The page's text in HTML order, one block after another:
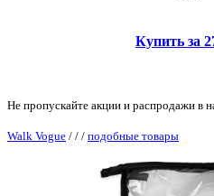
Купить за
Не пропускайте акции и распродажи в
Walk Vogue / / / подобные товары